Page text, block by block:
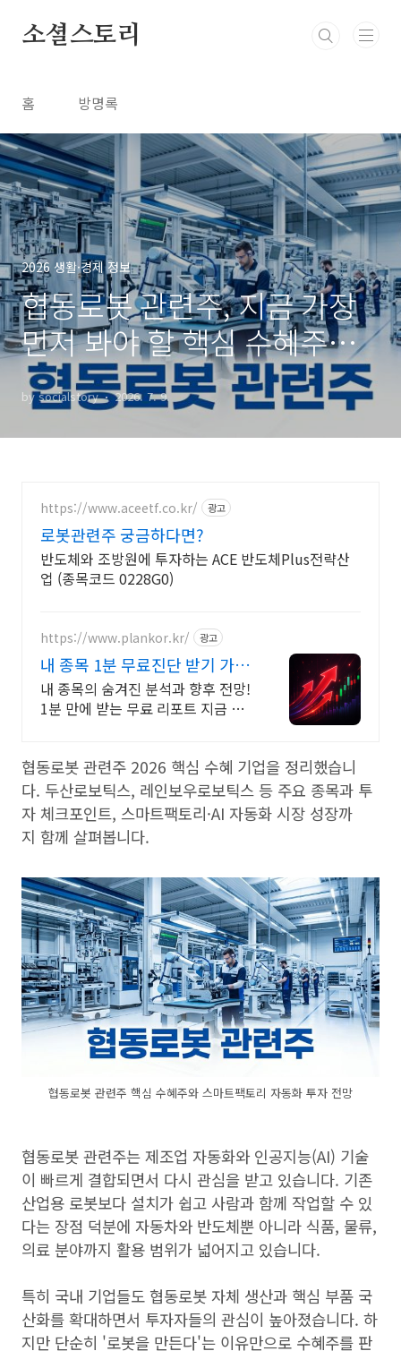
소셜스토리
홈 방명록
2026 생활·경제 정보
협동로봇 관련주, 지금 가장
먼저 봐야 할 핵심 수혜주는
어디일까?
by socialstory 2026. 7. 9.
https://www.aceetf.co.kr/ 광고
로봇관련주 궁금하다면?
반도체와 조방원에 투자하는 ACE 반도체Plus전략산
업 (종목코드 0228G0)
https://www.plankor.kr/ 광고
내 종목 1분 무료진단 받기 가입
즉시 무료리포트 100%
내 종목의 숨겨진 분석과 향후 전망!
1분 만에 받는 무료 리포트 지금 신
협동로봇 관련주 2026 핵심 수혜 기업을 정리했습니
다. 두산로보틱스, 레인보우로보틱스 등 주요 종목과 투
자 체크포인트, 스마트팩토리·AI 자동화 시장 성장까
지 함께 살펴봅니다.
협동로봇 관련주 핵심 수혜주와 스마트팩토리 자동화 투자 전망
협동로봇 관련주는 제조업 자동화와 인공지능(AI) 기술
이 빠르게 결합되면서 다시 관심을 받고 있습니다. 기존
산업용 로봇보다 설치가 쉽고 사람과 함께 작업할 수 있
다는 장점 덕분에 자동차와 반도체뿐 아니라 식품, 물류,
의료 분야까지 활용 범위가 넓어지고 있습니다.
특히 국내 기업들도 협동로봇 자체 생산과 핵심 부품 국
산화를 확대하면서 투자자들의 관심이 높아졌습니다. 하
지만 단순히 '로봇을 만든다'는 이유만으로 수혜주를 판